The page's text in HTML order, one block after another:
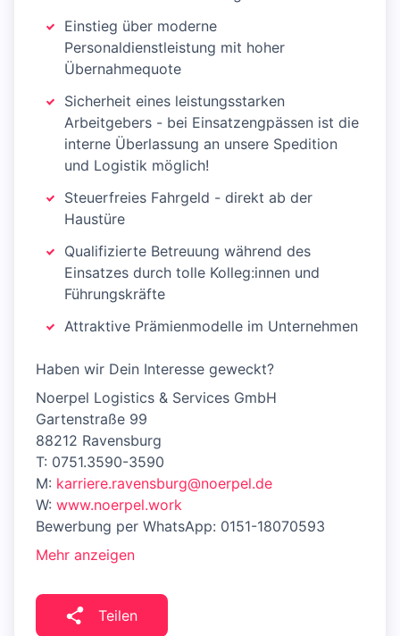
Einstieg über moderne
Personaldienstleistung mit hoher
Übernahmequote
Sicherheit eines leistungsstarken
Arbeitgebers - bei Einsatzengpässen ist die
interne Überlassung an unsere Spedition
und Logistik möglich!
Steuerfreies Fahrgeld - direkt ab der
Haustüre
Qualifizierte Betreuung während des
Einsatzes durch tolle Kolleg:innen und
Führungskräfte
Attraktive Prämienmodelle im Unternehmen
Haben wir Dein Interesse geweckt?
Noerpel Logistics & Services GmbH
Gartenstraße 99
88212 Ravensburg
T: 0751.3590-3590
M: karriere.ravensburg@noerpel.de
W: www.noerpel.work
Bewerbung per WhatsApp: 0151-18070593
Mehr anzeigen
Teilen